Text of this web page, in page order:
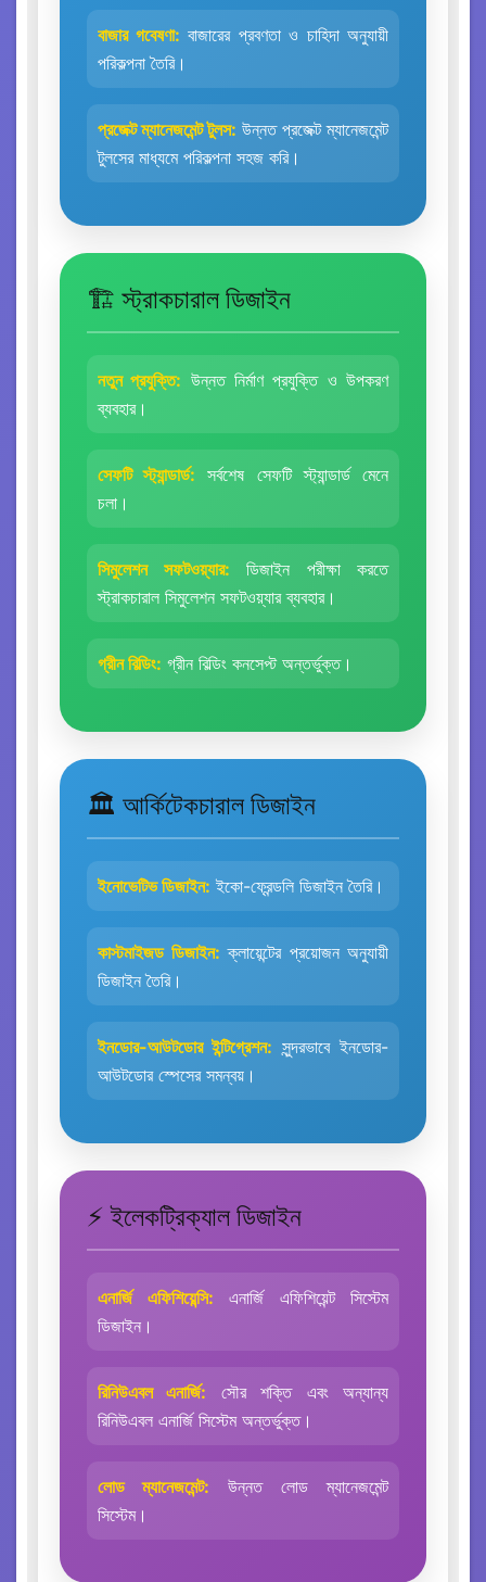
বাজার গবেষণা: বাজারের প্রবণতা ও চাহিদা অনুযায়ী
পরিকল্পনা তৈরি।
প্রজেক্ট ম্যানেজমেন্ট টুলস: উন্নত প্রজেক্ট ম্যানেজমেন্ট
টুলসের মাধ্যমে পরিকল্পনা সহজ করি।
🏗️ স্ট্রাকচারাল ডিজাইন
নতুন প্রযুক্তি: উন্নত নির্মাণ প্রযুক্তি ও উপকরণ
ব্যবহার।
সেফটি স্ট্যান্ডার্ড: সর্বশেষ সেফটি স্ট্যান্ডার্ড মেনে
চলা।
সিমুলেশন সফটওয়্যার: ডিজাইন পরীক্ষা করতে
স্ট্রাকচারাল সিমুলেশন সফটওয়্যার ব্যবহার।
গ্রীন বিল্ডিং: গ্রীন বিল্ডিং কনসেপ্ট অন্তর্ভুক্ত।
🏛️ আর্কিটেকচারাল ডিজাইন
ইনোভেটিভ ডিজাইন: ইকো-ফ্রেন্ডলি ডিজাইন তৈরি।
কাস্টমাইজড ডিজাইন: ক্লায়েন্টের প্রয়োজন অনুযায়ী
ডিজাইন তৈরি।
ইনডোর-আউটডোর ইন্টিগ্রেশন: সুন্দরভাবে ইনডোর-
আউটডোর স্পেসের সমন্বয়।
⚡ ইলেকট্রিক্যাল ডিজাইন
এনার্জি এফিশিয়েন্সি: এনার্জি এফিশিয়েন্ট সিস্টেম
ডিজাইন।
রিনিউএবল এনার্জি: সৌর শক্তি এবং অন্যান্য
রিনিউএবল এনার্জি সিস্টেম অন্তর্ভুক্ত।
লোড ম্যানেজমেন্ট: উন্নত লোড ম্যানেজমেন্ট
সিস্টেম।